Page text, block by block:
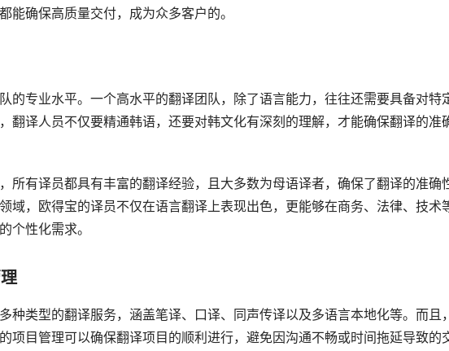
能确保高质量交付，成为众多客户的。
的专业水平。一个高水平的翻译团队，除了语言能力，往往还需要具备对特
翻译人员不仅要精通韩语，还要对韩文化有深刻的理解，才能确保翻译的准
所有译员都具有丰富的翻译经验，且大多数为母语译者，确保了翻译的准确
域，欧得宝的译员不仅在语言翻译上表现出色，更能够在商务、法律、技术
个性化需求。
种类型的翻译服务，涵盖笔译、口译、同声传译以及多语言本地化等。而且，
项目管理可以确保翻译项目的顺利进行，避免因沟通不畅或时间拖延导致的